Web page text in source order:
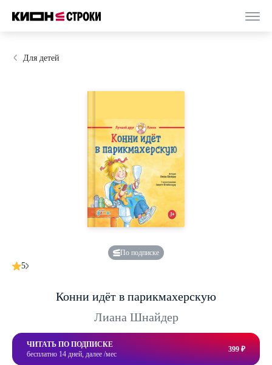
Для детей
По подписке
5
Конни идёт в парикмахерскую
Лиана Шнайдер
ЧИТАТЬ ПО ПОДПИСКЕ
бесплатно 14 дней, далее /мес
399 ₽